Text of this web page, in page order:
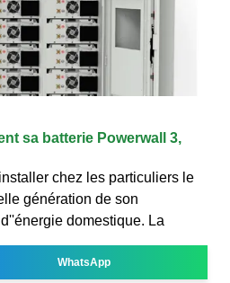
sa batterie Powerwall 3,
chez les particuliers le
génération de son
domestique. La
WhatsApp